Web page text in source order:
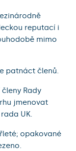
reputací i
mimo
patnáct členů.
Rady
jmenovat
UK.
opakované